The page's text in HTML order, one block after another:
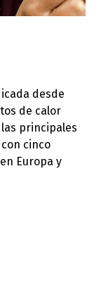
desde
de calor
principales
cinco
Europa y